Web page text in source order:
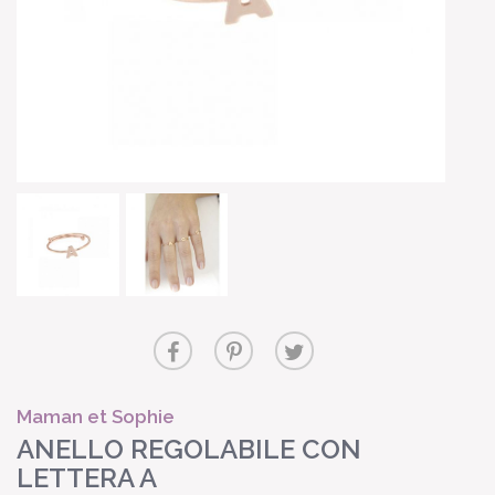
Maman et Sophie
ANELLO REGOLABILE CON
LETTERA A